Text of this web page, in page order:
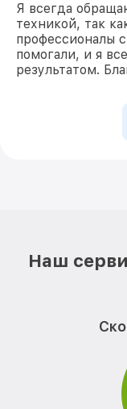
Я всегда
техникой, так
профессионалы
помогали, и я
результатом.
Наш